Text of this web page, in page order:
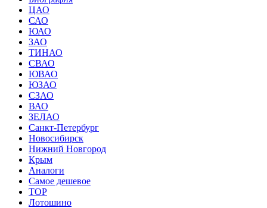
ЦАО
САО
ЮАО
ЗАО
ТИНАО
СВАО
ЮВАО
ЮЗАО
СЗАО
ВАО
ЗЕЛАО
Санкт-Петербург
Новосибирск
Нижний Новгород
Крым
Аналоги
Самое дешевое
TOP
Лотошино